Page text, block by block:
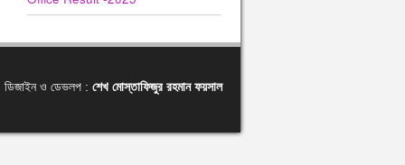
ডিজাইন ও ডেভলপ : শেখ মোস্তাফিজুর রহমান ফয়সাল